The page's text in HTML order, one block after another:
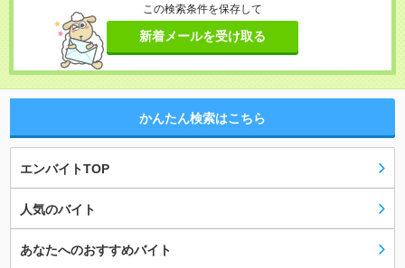
この検索条件を保存して
新着メールを受け取る
かんたん検索はこちら
エンバイトTOP
人気のバイト
あなたへのおすすめバイト